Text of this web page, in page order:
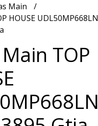
Main
HOUSE UDL50MP668LN
TOP